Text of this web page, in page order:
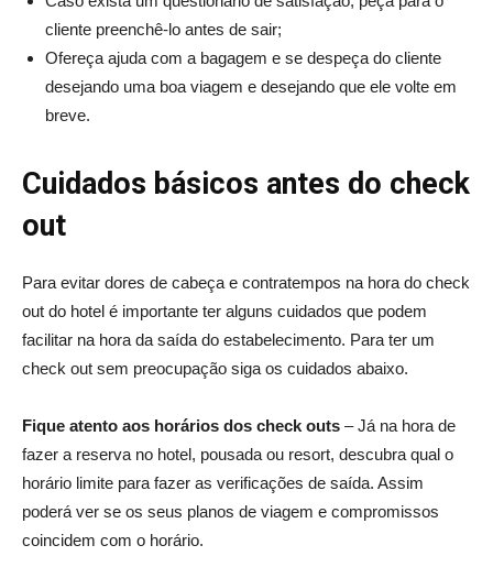
cliente preenchê-lo antes de sair;
Ofereça ajuda com a bagagem e se despeça do cliente
desejando uma boa viagem e desejando que ele volte em
breve.
Cuidados básicos antes do check
out
Para evitar dores de cabeça e contratempos na hora do check
out do hotel é importante ter alguns cuidados que podem
facilitar na hora da saída do estabelecimento. Para ter um
check out sem preocupação siga os cuidados abaixo.
Fique atento aos horários dos check outs – Já na hora de
fazer a reserva no hotel, pousada ou resort, descubra qual o
horário limite para fazer as verificações de saída. Assim
poderá ver se os seus planos de viagem e compromissos
coincidem com o horário.